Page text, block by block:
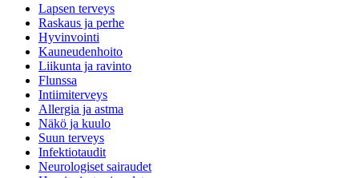
Lapsen terveys
Raskaus ja perhe
Hyvinvointi
Kauneudenhoito
Liikunta ja ravinto
Flunssa
Intiimiterveys
Allergia ja astma
Näkö ja kuulo
Suun terveys
Infektiotaudit
Neurologiset sairaudet